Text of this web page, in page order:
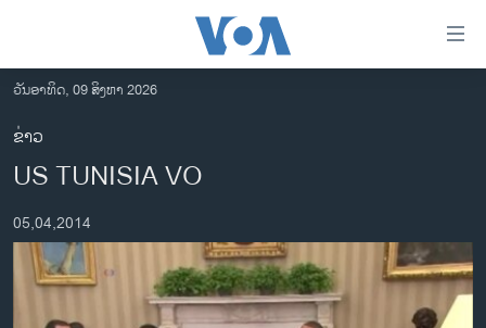
ເຂົ້າ
ຫາ
ຂ້າມ
ຂ້າມ
ໄປ
ອາເມຣິກາ
ການເລືອກຕັ້ງ ປະທານາທີບໍດີ ສະຫະລັດ 2024
ຂ່າວ​ຈີນ
ວັນອາທິດ, 09 ສິງຫາ 2026
ຂ່າວ
US TUNISIA VO
05,04,2014